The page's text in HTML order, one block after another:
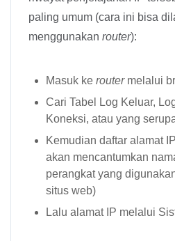
paling umum (cara ini bisa
menggunakan router):
Masuk ke router melalui
Cari Tabel Log Keluar,
Koneksi, atau yang
Kemudian daftar alamat
akan mencantumkan
perangkat yang
situs web)
Lalu alamat IP melalui